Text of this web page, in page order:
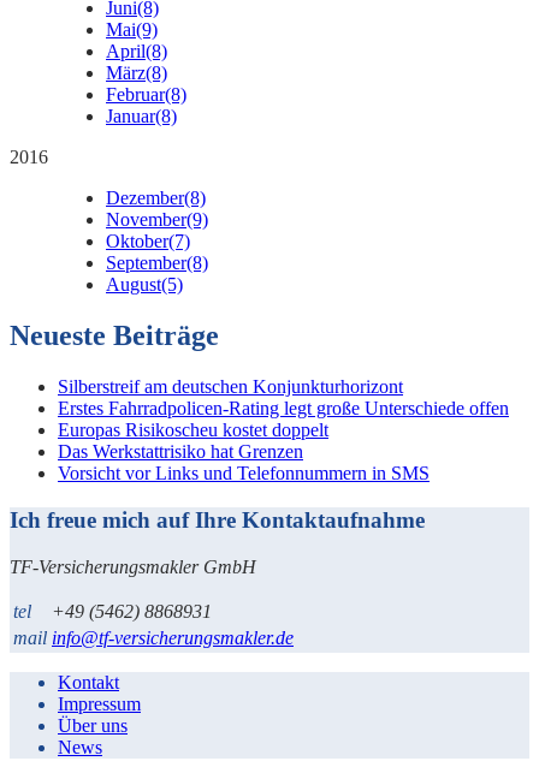
Juni(8)
Mai(9)
April(8)
März(8)
Februar(8)
Januar(8)
2016
Dezember(8)
November(9)
Oktober(7)
September(8)
August(5)
Neueste Beiträge
Silberstreif am deutschen Konjunkturhorizont
Erstes Fahrradpolicen-Rating legt große Unterschiede offen
Europas Risikoscheu kostet doppelt
Das Werkstattrisiko hat Grenzen
Vorsicht vor Links und Telefonnummern in SMS
Ich freue mich auf Ihre Kontaktaufnahme
TF-Versicherungsmakler GmbH
tel
+49 (5462) 8868931
mail info@tf-versicherungsmakler.de
Kontakt
Impressum
Über uns
News